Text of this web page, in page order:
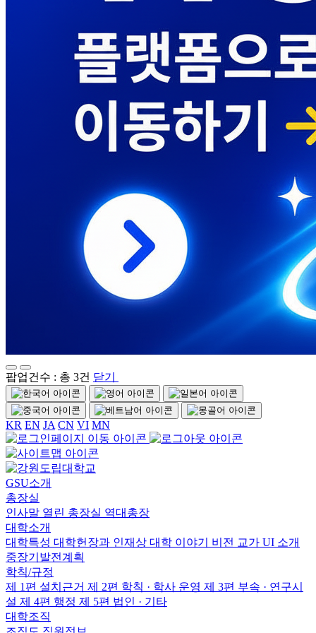
팝업건수 : 총 3건 닫기
KR EN JA CN VI MN
GSU소개
총장실
인사말 열린 총장실 역대총장
대학소개
대학특성 대학헌장과 인재상 대학 이야기 비전 교가 UI 소개
중장기발전계획
학칙/규정
제 1편 설치근거 제 2편 학칙 · 학사 운영 제 3편 부속 · 연구시
설 제 4편 행정 제 5편 법인 · 기타
대학조직